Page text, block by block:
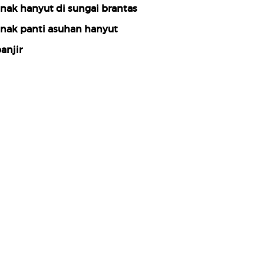
hanyut di sungai brantas
panti asuhan hanyut